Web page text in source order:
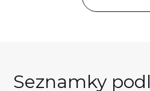
Seznamky